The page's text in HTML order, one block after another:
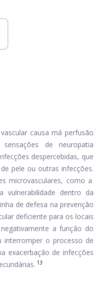
causa má perfusão
de neuropatia
despercebidas, que
pele ou outras infecções.
microvasculares, como a
vulnerabilidade dentro da
de defesa na prevenção
deficiente para os locais
a função do
interromper o processo de
exacerbação de infecções
13